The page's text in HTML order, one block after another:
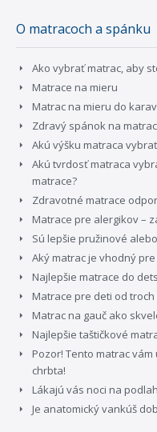
O matracoch a spánku
Ako vybrať matrac, aby
Matrace na mieru
Matrac na mieru do
Zdravý spánok na
Akú výšku matraca vybrať
Akú tvrdosť matraca
matrace?
Zdravotné matrace
Matrace pre alergikov –
Sú lepšie pružinové
Aký matrac je vhodný
Najlepšie matrace do
Matrace pre deti od
Matrac na gauč ako
Najlepšie taštičkové
Pozor! Tento matrac
chrbta!
Lákajú vás noci na
Je anatomický vankúš